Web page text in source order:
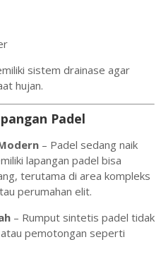
sistem drainase agar
hujan.
Padel
– Padel sedang naik
lapangan padel bisa
terutama di area kompleks
perumahan elit.
– Rumput sintetis padel tidak
pemotongan seperti